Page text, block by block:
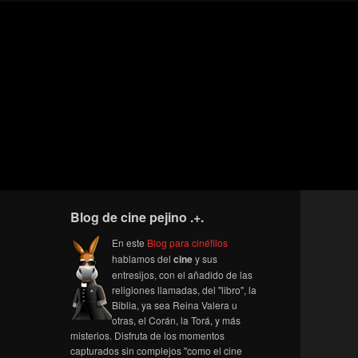
Blog de cine pejino .+.
En este Blog para cinéfilos
hablamos del ciney sus
entresijos, con el añadido de las
religiones llamadas, del "libro", la
Biblia, ya sea Reina Valera u
otras, el Corán, la Torá, y más
misterios. Disfruta de los momentos
capturados sin complejos "como el cine